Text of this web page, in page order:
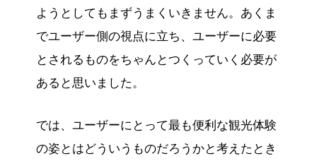
ようとしてもまずうまくいきません。あくま
でユーザー側の視点に立ち、ユーザーに必要
とされるものをちゃんとつくっていく必要が
あると思いました。
では、ユーザーにとって最も便利な観光体験
の姿とはどういうものだろうかと考えたとき